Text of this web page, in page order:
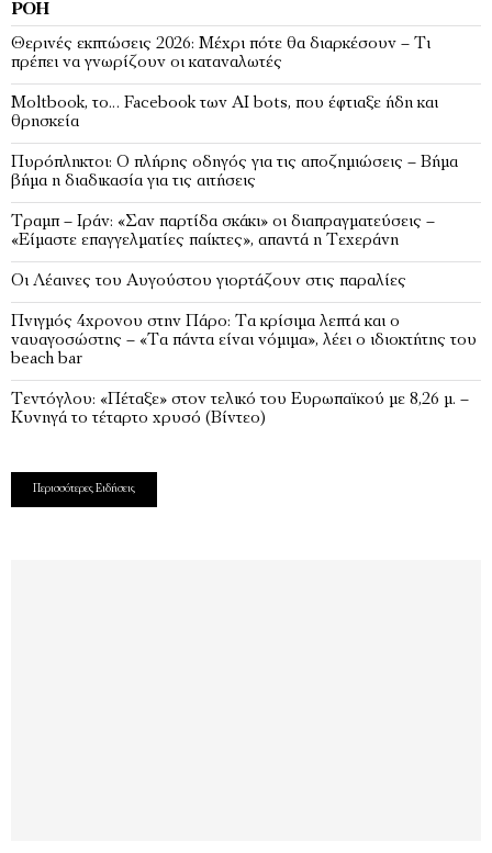
ΡΟΉ
Θερινές εκπτώσεις 2026: Μέχρι πότε θα διαρκέσουν – Τι
πρέπει να γνωρίζουν οι καταναλωτές
Moltbook, το… Faceboοk των ΑΙ bots, που έφτιαξε ήδη και
θρησκεία
Πυρόπληκτοι: Ο πλήρης οδηγός για τις αποζημιώσεις – Βήμα
βήμα η διαδικασία για τις αιτήσεις
Τραμπ – Ιράν: «Σαν παρτίδα σκάκι» οι διαπραγματεύσεις –
«Είμαστε επαγγελματίες παίκτες», απαντά η Τεχεράνη
Οι Λέαινες του Αυγούστου γιορτάζουν στις παραλίες
Πνιγμός 4χρονου στην Πάρο: Τα κρίσιμα λεπτά και ο
ναυαγοσώστης – «Τα πάντα είναι νόμιμα», λέει ο ιδιοκτήτης του
beach bar
Τεντόγλου: «Πέταξε» στον τελικό του Ευρωπαϊκού με 8,26 μ. –
Κυνηγά το τέταρτο χρυσό (Βίντεο)
Περισσότερες Ειδήσεις